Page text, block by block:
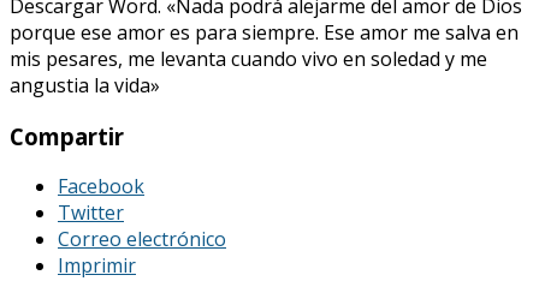
Descargar Word. «Nada podrá alejarme del amor de Dios
porque ese amor es para siempre. Ese amor me salva en
mis pesares, me levanta cuando vivo en soledad y me
angustia la vida»
Compartir
Facebook
Twitter
Correo electrónico
Imprimir